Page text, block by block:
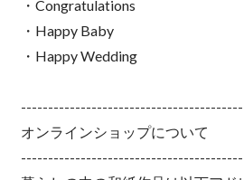
・Congratulations
・Happy Baby
・Happy Wedding
オンラインショップについて